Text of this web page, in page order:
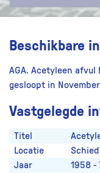
Beschikbare
AGA. Acetyleen
gesloopt in
Vastgelegde
Titel
Locatie
Jaar
1958 -